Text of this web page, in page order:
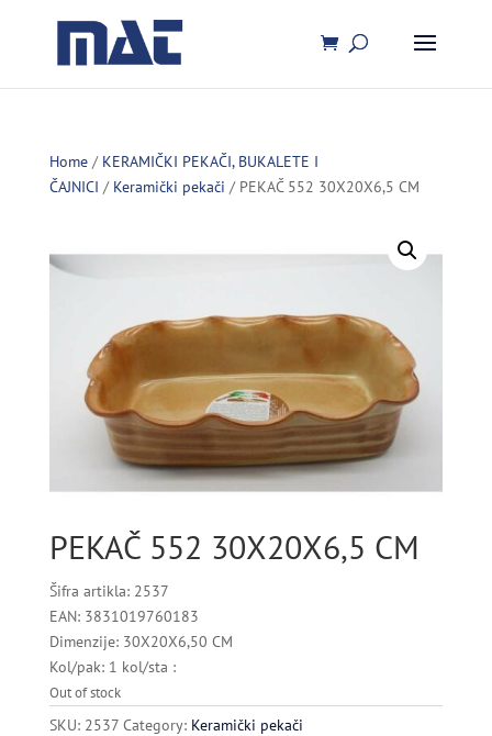
Home/ KERAMIČKI PEKAČI, BUKALETE I
ČAJNICI / Keramički pekači / PEKAČ 552 30X20X6,5 CM
PEKAČ 552 30X20X6,5 CM
Šifra artikla: 2537
EAN: 3831019760183
Dimenzije: 30X20X6,50 CM
Kol/pak: 1 kol/sta :
Out of stock
SKU: 2537 Category: Keramički pekači